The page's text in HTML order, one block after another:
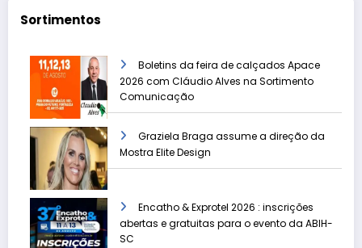
Sortimentos
Boletins da feira de calçados Apace
2026 com Cláudio Alves na Sortimento
Comunicação
Graziela Braga assume a direção da
Mostra Elite Design
Encatho & Exprotel 2026 : inscrições
abertas e gratuitas para o evento da ABIH-
SC